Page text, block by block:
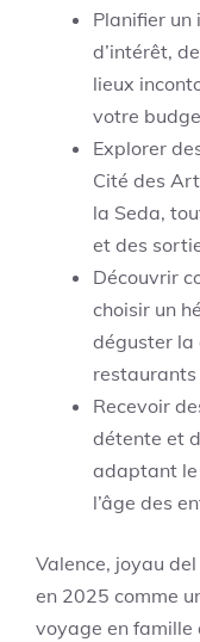
Planifier un
d’intérêt,
lieux
votre
Explorer
Cité des
la Seda,
et des
Découvrir
choisir un
déguster la
restaurants
Recevoir
détente et
adaptant le
l’âge des
Valence, joyau
en 2025 comme
voyage en famille